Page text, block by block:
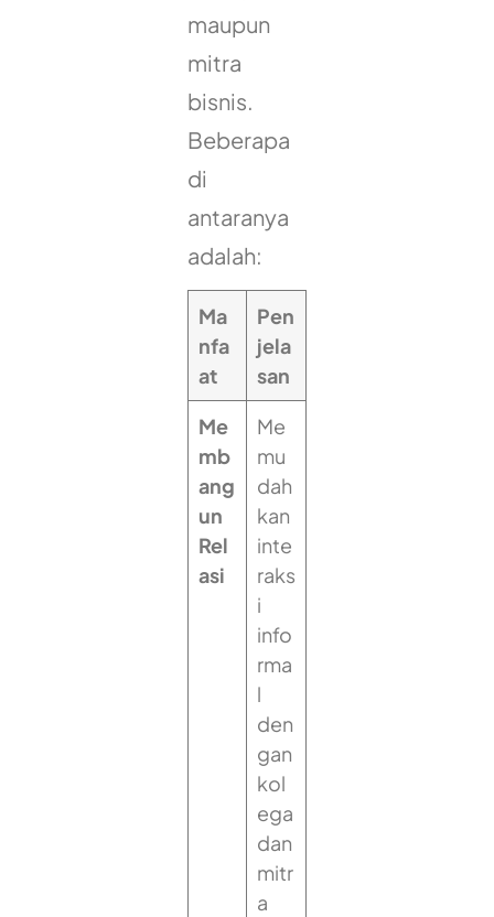
maupun
mitra
bisnis.
Beberapa
di
antaranya
adalah:
Ma
nfa
at
Pen
jela
san
Me
mb
ang
un
Rel
asi
Me
mu
dah
kan
inte
raks
i
info
rma
l
den
gan
kol
ega
dan
mitr
a